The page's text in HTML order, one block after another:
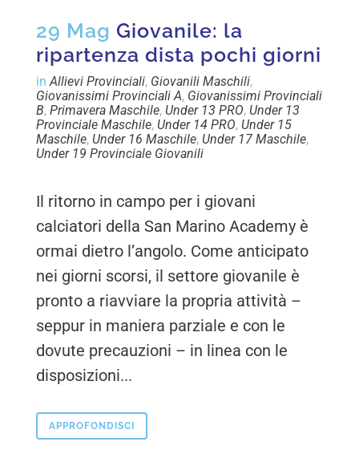
29 Mag Giovanile: la
ripartenza dista pochi giorni
inAllievi Provinciali, Giovanili Maschili,
Giovanissimi Provinciali A, Giovanissimi Provinciali
B,Primavera Maschile, Under 13 PRO, Under 13
Provinciale Maschile, Under 14 PRO, Under 15
Maschile, Under 16 Maschile, Under 17 Maschile,
Under 19 Provinciale Giovanili
Il ritorno in campo per i giovani
calciatori della San Marino Academy è
ormai dietro l’angolo. Come anticipato
nei giorni scorsi, il settore giovanile è
pronto a riavviare la propria attività –
seppur in maniera parziale e con le
dovute precauzioni – in linea con le
disposizioni...
APPROFONDISCI